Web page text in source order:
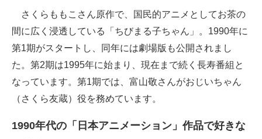
さくらももこさん原作で、国民的アニメとしてお茶の
間に広く浸透している「ちびまる子ちゃん」。1990年に
第1期がスタートし、同年には劇場版も公開されまし
た。第2期は1995年に始まり、現在まで続く長寿番組と
なっています。第1期では、富山敬さんがおじいちゃん
（さくら友蔵）役を務めています。
1990年代の「日本アニメーション」作品で好きな